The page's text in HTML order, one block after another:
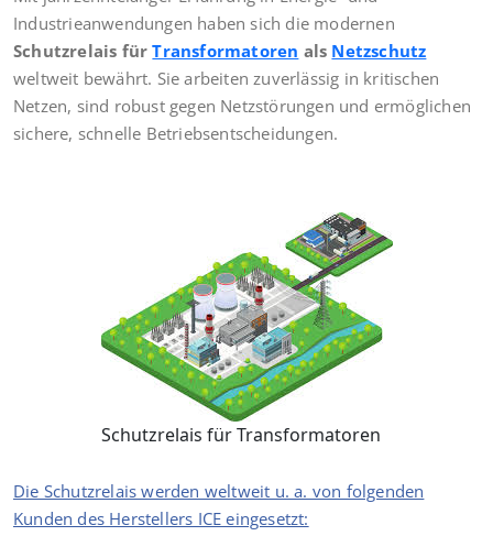
Industrieanwendungen haben sich die modernen
Schutzrelais fürTransformatoren als Netzschutz
weltweit bewährt. Sie arbeiten zuverlässig in kritischen
Netzen, sind robust gegen Netzstörungen und ermöglichen
sichere, schnelle Betriebsentscheidungen.
Schutzrelais für Transformatoren
Die Schutzrelais werden weltweit u. a. von folgenden
Kunden des Herstellers ICE eingesetzt: